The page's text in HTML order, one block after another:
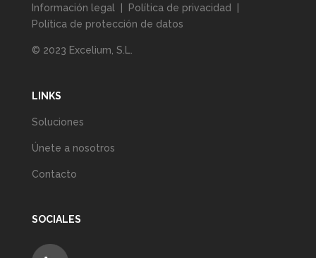
Información legal Política de privacidad
Política de protección de datos
© 2023 Excelium, S.L.
LINKS
Soluciones
Únete a nosotros
Contacto
SOCIALES